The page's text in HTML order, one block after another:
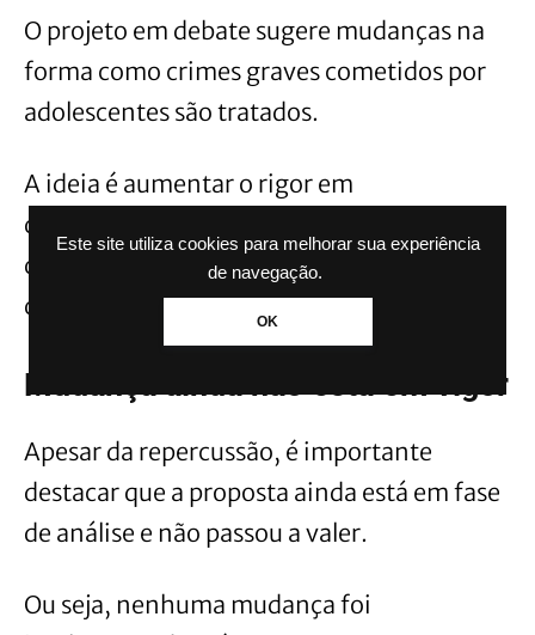
Este site utiliza cookies para melhorar sua experiência
de navegação.
OK
O projeto em debate sugere mudanças na
forma como crimes graves cometidos por
adolescentes são tratados.
A ideia é aumentar o rigor em
determinadas situações, o que reacendeu
discussões sobre segurança pública e
direitos.
Mudança ainda não está em vigor
Apesar da repercussão, é importante
destacar que a proposta ainda está em fase
de análise e não passou a valer.
Ou seja, nenhuma mudança foi